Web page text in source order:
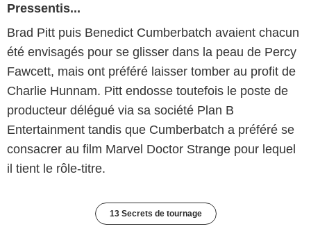
Pressentis...
Brad Pitt puis Benedict Cumberbatch avaient chacun
été envisagés pour se glisser dans la peau de Percy
Fawcett, mais ont préféré laisser tomber au profit de
Charlie Hunnam. Pitt endosse toutefois le poste de
producteur délégué via sa société Plan B
Entertainment tandis que Cumberbatch a préféré se
consacrer au film Marvel Doctor Strange pour lequel
il tient le rôle-titre.
13 Secrets de tournage